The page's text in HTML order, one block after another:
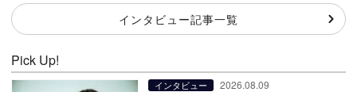
インタビュー記事一覧
Pick Up!
インタビュー 2026.08.09